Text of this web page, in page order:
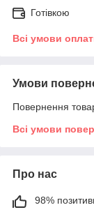
Готівкою
Всі умови
Умови
Повернення
Всі умови
Про нас
98%